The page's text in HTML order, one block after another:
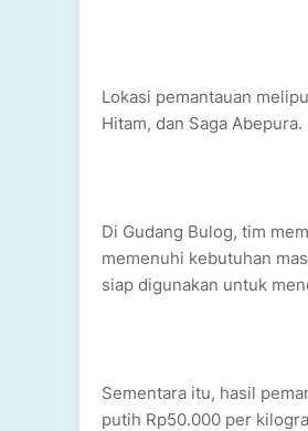
Lokasi pemantauan
Hitam, dan Saga Abepura.
Di Gudang Bulog, tim
memenuhi kebutuhan
siap digunakan untuk
Sementara itu, hasil
putih Rp50.000 per